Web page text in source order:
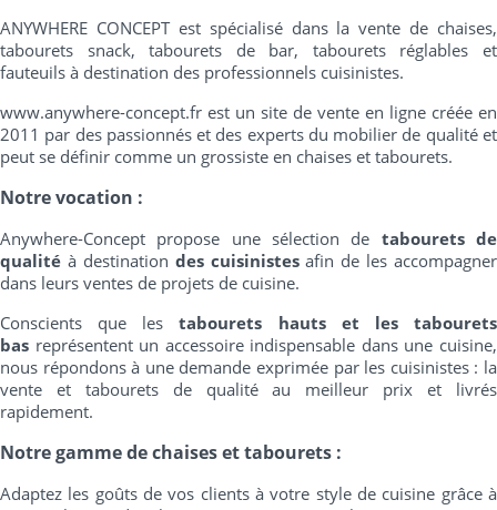
ANYWHERE CONCEPT est spécialisé dans la vente de chaises,
tabourets snack, tabourets de bar, tabourets réglables et
fauteuils à destination des professionnels cuisinistes.
www.anywhere-concept.fr est un site de vente en ligne créée en
2011 par des passionnés et des experts du mobilier de qualité et
peut se définir comme un grossiste en chaises et tabourets.
Notre vocation :
Anywhere-Concept propose une sélection de tabourets de
qualité à destination des cuisinistesafin de les accompagner
dans leurs ventes de projets de cuisine.
Conscients que lestabourets hauts et les tabourets
bas représentent un accessoire indispensable dans une cuisine,
nous répondons à une demande exprimée par les cuisinistes : la
vente et tabourets de qualité au meilleur prix et livrés
rapidement.
Notre gamme de chaises et tabourets :
Adaptez les goûts de vos clients à votre style de cuisine grâce à